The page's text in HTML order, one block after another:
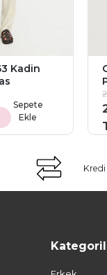
Kadin
Sepete
Ekle
Kredi